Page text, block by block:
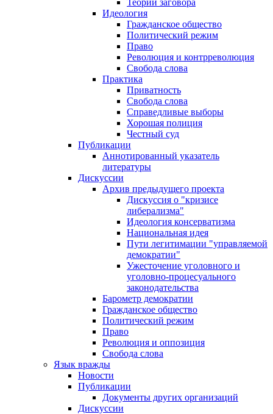
Теории заговора
Идеология
Гражданское общество
Политический режим
Право
Революция и контрреволюция
Свобода слова
Практика
Приватность
Свобода слова
Справедливые выборы
Хорошая полиция
Честный суд
Публикации
Аннотированный указатель
литературы
Дискуссии
Архив предыдущего проекта
Дискуссия о "кризисе
либерализма"
Идеология консерватизма
Национальная идея
Пути легитимации "управляемой
демократии"
Ужесточение уголовного и
уголовно-процесуального
законодательства
Барометр демократии
Гражданское общество
Политический режим
Право
Революция и оппозиция
Свобода слова
Язык вражды
Новости
Публикации
Документы других организаций
Дискуссии